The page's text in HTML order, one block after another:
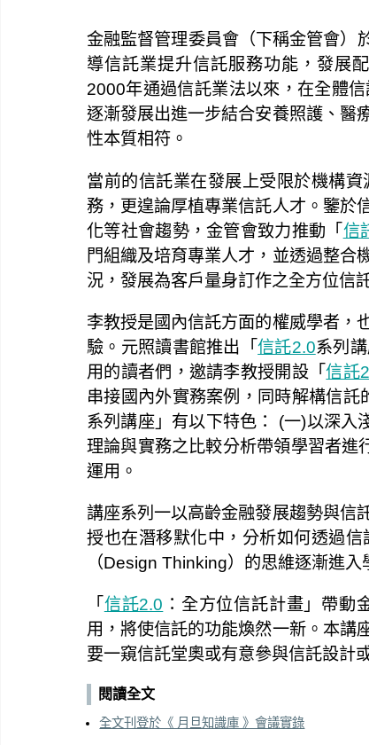
金融監督管理委員會（下稱金管會）
導信託業提升信託服務功能，發展
2000年通過信託業法以來，在全體
逐漸發展出進一步結合安養照護、醫
性本質相符。
當前的信託業在發展上受限於機構
務，更遑論厚植專業信託人才。鑒於
化等社會趨勢，金管會致力推動「 信
門組織及培育專業人才，並透過整合
況，發展為客戶量身訂作之全方位信
李教授是國內信託方面的權威學者，
驗。元照讀書館推出「信託2.0系列
用的讀者們，邀請李教授開設「信託
串接國內外實務案例，同時解構信託
系列講座」有以下特色： (一)以深入
理論與實務之比較分析帶領學習者進
運用。
講座系列一以高齡金融發展趨勢與信
授也在潛移默化中，分析如何透過
（Design Thinking）的思維逐漸進
「 信託2.0 ：全方位信託計畫」帶動
用，將使信託的功能煥然一新。本講
要一窺信託堂奧或有意參與信託設計
閱讀全文
全文刊登於《 月旦知識庫 》會議實錄